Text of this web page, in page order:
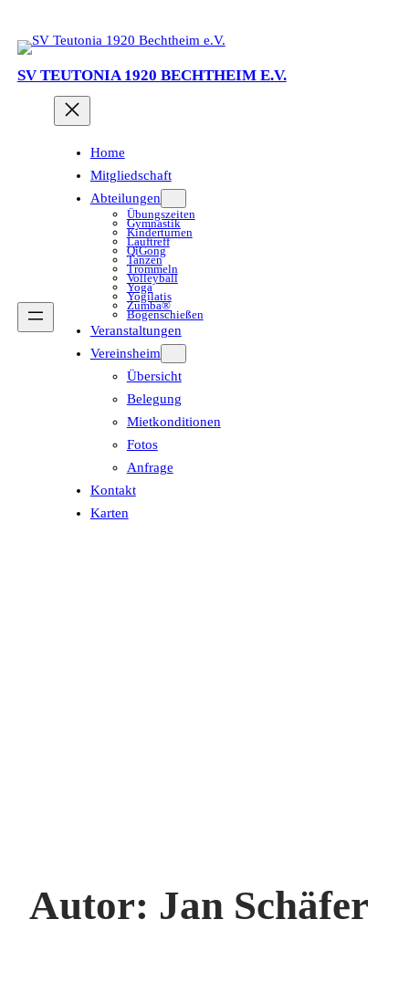
SV TEUTONIA 1920 BECHTHEIM E.V.
Home
Mitgliedschaft
Abteilungen
Übungszeiten
Gymnastik
Kinderturnen
Lauftreff
QiGong
Tanzen
Trommeln
Volleyball
Yoga
Yogilatis
Zumba®
Bogenschießen
Veranstaltungen
Vereinsheim
Übersicht
Belegung
Mietkonditionen
Fotos
Anfrage
Kontakt
Karten
Autor: Jan Schäfer